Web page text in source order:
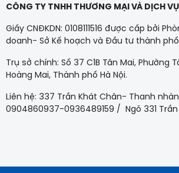
CÔNG TY TNHH THƯƠNG MẠI VÀ DỊCH
Giấy CNĐKDN: 0108111516 được cấp bởi
doanh- Sở Kế hoạch và Đầu tư thành phố
Trụ sở chính: Số 37 C1B Tân Mai, Phường
Hoàng Mai, Thành phố Hà Nội.
Liên hệ: 337 Trần Khát Chân- Thanh
0904860937-0936489159 / Ngõ 331